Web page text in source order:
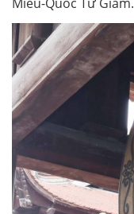
Miếu-Quốc Tử Giám.